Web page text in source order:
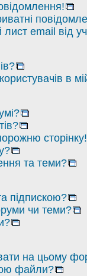
email від
в
сторінку!
та теми?
підпискою?
чи теми?
на цьому
файли?